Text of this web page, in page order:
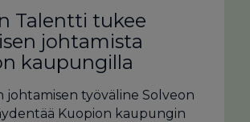
Talentti tukee
johtamista
kaupungilla
johtamisen työväline Solveon
Kuopion kaupungin